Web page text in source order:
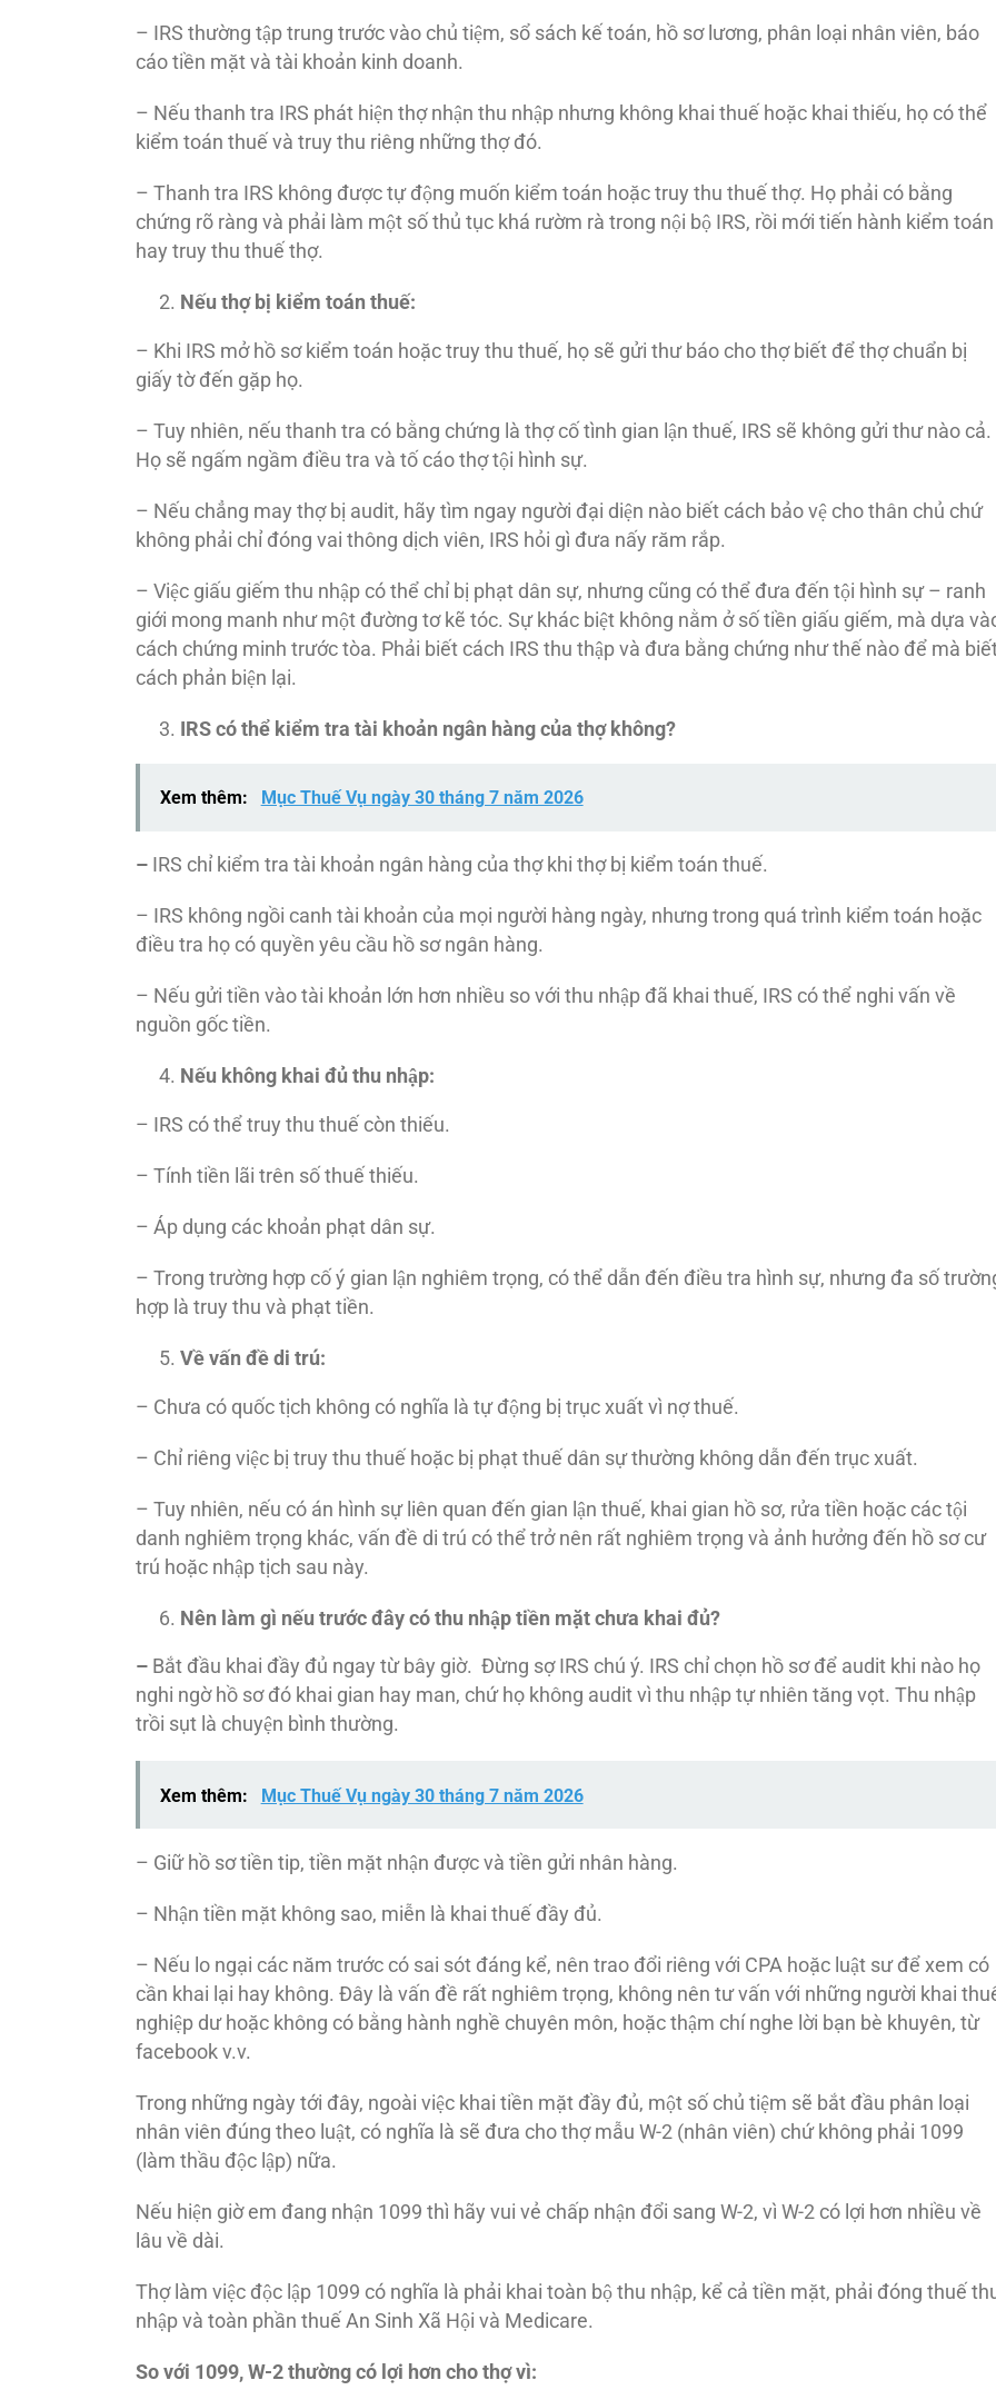
– IRS thường tập trung trước vào chủ tiệm, sổ sách kế toán, hồ sơ lương, phân loại nhân viên, báo
cáo tiền mặt và tài khoản kinh doanh.
– Nếu thanh tra IRS phát hiện thợ nhận thu nhập nhưng không khai thuế hoặc khai thiếu, họ có thể
kiểm toán thuế và truy thu riêng những thợ đó.
– Thanh tra IRS không được tự động muốn kiểm toán hoặc truy thu thuế thợ. Họ phải có bằng
chứng rõ ràng và phải làm một số thủ tục khá rườm rà trong nội bộ IRS, rồi mới tiến hành kiểm toán
hay truy thu thuế thợ.
Nếu thợ bị kiểm toán thuế:
– Khi IRS mở hồ sơ kiểm toán hoặc truy thu thuế, họ sẽ gửi thư báo cho thợ biết để thợ chuẩn bị
giấy tờ đến gặp họ.
– Tuy nhiên, nếu thanh tra có bằng chứng là thợ cố tình gian lận thuế, IRS sẽ không gửi thư nào cả.
Họ sẽ ngấm ngầm điều tra và tố cáo thợ tội hình sự.
– Nếu chẳng may thợ bị audit, hãy tìm ngay người đại diện nào biết cách bảo vệ cho thân chủ chứ
không phải chỉ đóng vai thông dịch viên, IRS hỏi gì đưa nấy răm rắp.
– Việc giấu giếm thu nhập có thể chỉ bị phạt dân sự, nhưng cũng có thể đưa đến tội hình sự – ranh
giới mong manh như một đường tơ kẽ tóc. Sự khác biệt không nằm ở số tiền giấu giếm, mà dựa
cách chứng minh trước tòa. Phải biết cách IRS thu thập và đưa bằng chứng như thế nào để mà
cách phản biện lại.
IRS có thể kiểm tra tài khoản ngân hàng của thợ không?
Xem thêm: Mục Thuế Vụ ngày 30 tháng 7 năm 2026
– IRS chỉ kiểm tra tài khoản ngân hàng của thợ khi thợ bị kiểm toán thuế.
– IRS không ngồi canh tài khoản của mọi người hàng ngày, nhưng trong quá trình kiểm toán hoặc
điều tra họ có quyền yêu cầu hồ sơ ngân hàng.
– Nếu gửi tiền vào tài khoản lớn hơn nhiều so với thu nhập đã khai thuế, IRS có thể nghi vấn về
nguồn gốc tiền.
Nếu không khai đủ thu nhập:
– IRS có thể truy thu thuế còn thiếu.
– Tính tiền lãi trên số thuế thiếu.
– Áp dụng các khoản phạt dân sự.
– Trong trường hợp cố ý gian lận nghiêm trọng, có thể dẫn đến điều tra hình sự, nhưng đa số
hợp là truy thu và phạt tiền.
Về vấn đề di trú:
– Chưa có quốc tịch không có nghĩa là tự động bị trục xuất vì nợ thuế.
– Chỉ riêng việc bị truy thu thuế hoặc bị phạt thuế dân sự thường không dẫn đến trục xuất.
– Tuy nhiên, nếu có án hình sự liên quan đến gian lận thuế, khai gian hồ sơ, rửa tiền hoặc các tội
danh nghiêm trọng khác, vấn đề di trú có thể trở nên rất nghiêm trọng và ảnh hưởng đến hồ sơ cư
trú hoặc nhập tịch sau này.
Nên làm gì nếu trước đây có thu nhập tiền mặt chưa khai đủ?
– Bắt đầu khai đầy đủ ngay từ bây giờ. Đừng sợ IRS chú ý. IRS chỉ chọn hồ sơ để audit khi nào họ
nghi ngờ hồ sơ đó khai gian hay man, chứ họ không audit vì thu nhập tự nhiên tăng vọt. Thu nhập
trồi sụt là chuyện bình thường.
Xem thêm: Mục Thuế Vụ ngày 30 tháng 7 năm 2026
– Giữ hồ sơ tiền tip, tiền mặt nhận được và tiền gửi nhân hàng.
– Nhận tiền mặt không sao, miễn là khai thuế đầy đủ.
– Nếu lo ngại các năm trước có sai sót đáng kể, nên trao đổi riêng với CPA hoặc luật sư để xem có
cần khai lại hay không. Đây là vấn đề rất nghiêm trọng, không nên tư vấn với những người khai
nghiệp dư hoặc không có bằng hành nghề chuyên môn, hoặc thậm chí nghe lời bạn bè khuyên, từ
facebook v.v.
Trong những ngày tới đây, ngoài việc khai tiền mặt đầy đủ, một số chủ tiệm sẽ bắt đầu phân loại
nhân viên đúng theo luật, có nghĩa là sẽ đưa cho thợ mẫu W-2 (nhân viên) chứ không phải 1099
(làm thầu độc lập) nữa.
Nếu hiện giờ em đang nhận 1099 thì hãy vui vẻ chấp nhận đổi sang W-2, vì W-2 có lợi hơn nhiều về
lâu về dài.
Thợ làm việc độc lập 1099 có nghĩa là phải khai toàn bộ thu nhập, kể cả tiền mặt, phải đóng thuế
nhập và toàn phần thuế An Sinh Xã Hội và Medicare.
So với 1099, W-2 thường có lợi hơn cho thợ vì: